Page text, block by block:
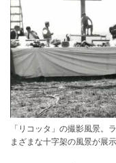
「リコッタ」の撮影風景。
まざまな十字架の風景が展